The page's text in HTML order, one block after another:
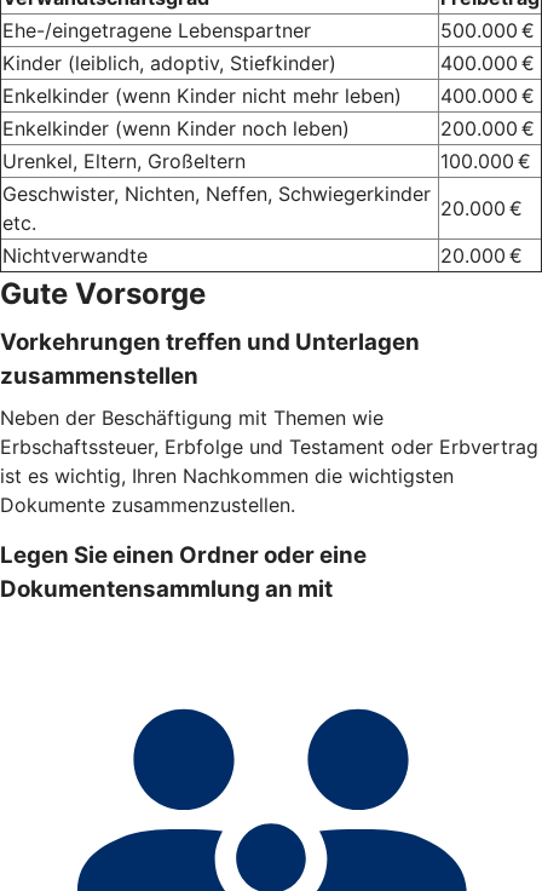
Ehe-/eingetragene Lebenspartner
500.000 €
Kinder (leiblich, adoptiv, Stiefkinder)
400.000 €
Enkelkinder (wenn Kinder nicht mehr leben)
400.000 €
Enkelkinder (wenn Kinder noch leben)
200.000 €
Urenkel, Eltern, Großeltern
100.000 €
Geschwister, Nichten, Neffen, Schwiegerkinder
etc.
20.000 €
Nichtverwandte
20.000 €
Gute Vorsorge
Vorkehrungen treffen und Unterlagen
zusammenstellen
Neben der Beschäftigung mit Themen wie
Erbschaftssteuer, Erbfolge und Testament oder Erbvertrag
ist es wichtig, Ihren Nachkommen die wichtigsten
Dokumente zusammenzustellen.
Legen Sie einen Ordner oder eine
Dokumentensammlung an mit